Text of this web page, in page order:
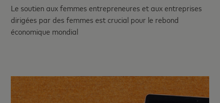
Le soutien aux femmes entrepreneures et aux entreprises
dirigées par des femmes est crucial pour le rebond
économique mondial